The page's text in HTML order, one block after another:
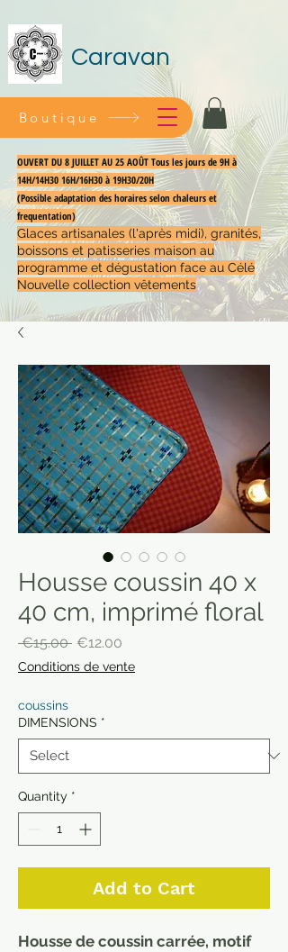
Caravan
OUVERT DU 8 JUILLET AU 25 AOÛT Tous les jours de 9H à
14H/14H30 16H/16H30 à 19H30/20H
(Possible adaptation des horaires selon chaleurs et
frequentation)
Glaces artisanales (l'après midi), granités,
boissons et patisseries maison au
programme et dégustation face au Célé
Nouvelle collection vêtements
Boutique
Housse coussin 40 x
40 cm, imprimé floral
€15.00 Regular
Price
€12.00
Price
Conditions de vente
coussins
DIMENSIONS *
Quantity *
Add to Cart
Housse de coussin carrée, motif